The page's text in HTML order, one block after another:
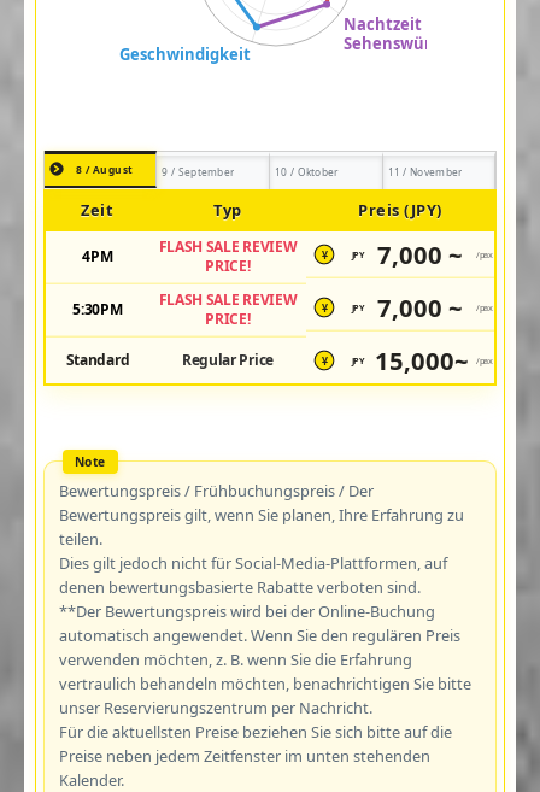
8 / August 9 / September 10 / Oktober 11 / November
Zeit Typ Preis (JPY)
4PM
FLASH SALE REVIEW
PRICE!
¥ JPY 7,000 ~ /pax
5:30PM
FLASH SALE REVIEW
PRICE!
¥ JPY 7,000 ~ /pax
Standard Regular Price ¥ JPY 15,000~ /pax
Bewertungspreis / Frühbuchungspreis / Der
Bewertungspreis gilt, wenn Sie planen, Ihre Erfahrung zu
teilen.
Dies gilt jedoch nicht für Social-Media-Plattformen, auf
denen bewertungsbasierte Rabatte verboten sind.
**Der Bewertungspreis wird bei der Online-Buchung
automatisch angewendet. Wenn Sie den regulären Preis
verwenden möchten, z. B. wenn Sie die Erfahrung
vertraulich behandeln möchten, benachrichtigen Sie bitte
unser Reservierungszentrum per Nachricht.
Für die aktuellsten Preise beziehen Sie sich bitte auf die
Preise neben jedem Zeitfenster im unten stehenden
Kalender.